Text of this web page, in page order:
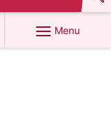
Menu